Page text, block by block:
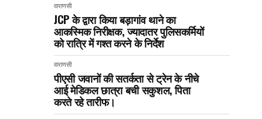
वाराणसी
JCP के द्वारा किया बड़ागांव थाने का
आकस्मिक निरीक्षक, ज्यादातर पुलिसकर्मियों
को रात्रि में गश्त करने के निर्देश
वाराणसी
पीएसी जवानों की सतर्कता से ट्रेन के नीचे
आई मेडिकल छात्रा बची सकुशल, पिता
करते रहे तारीफ।